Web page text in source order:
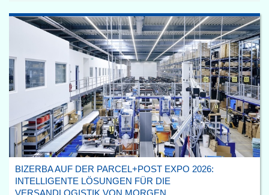
BIZERBA AUF DER PARCEL+POST EXPO 2026:
INTELLIGENTE LÖSUNGEN FÜR DIE
VERSANDLOGISTIK VON MORGEN